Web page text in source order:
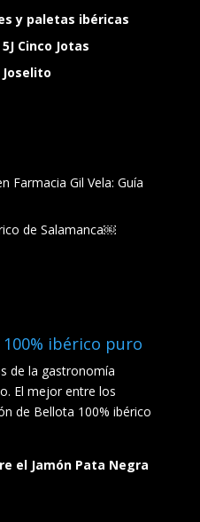
y paletas ibéricas
Cinco Jotas
Farmacia Gil Vela: Guía
de Salamanca￼
ibérico puro
de la gastronomía
El mejor entre los
de Bellota 100% ibérico
el Jamón Pata Negra